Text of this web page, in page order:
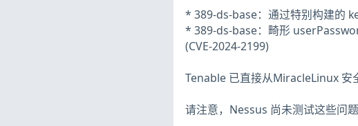
* 389-ds-base：通过特别构建的
* 389-ds-base：畸形
(CVE-2024-2199)
Tenable 已直接从MiracleLinux 安
请注意，Nessus 尚未测试这些问